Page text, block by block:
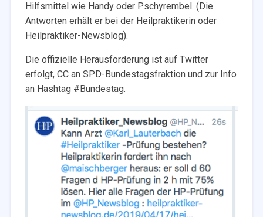
Hilfsmittel wie Handy oder Pschyrembel. (Die
Antworten erhält er bei der Heilpraktikerin oder
Heilpraktiker-Newsblog).
Die offizielle Herausforderung ist auf Twitter
erfolgt, CC an SPD-Bundestagsfraktion und zur Info
an Hashtag #Bundestag.